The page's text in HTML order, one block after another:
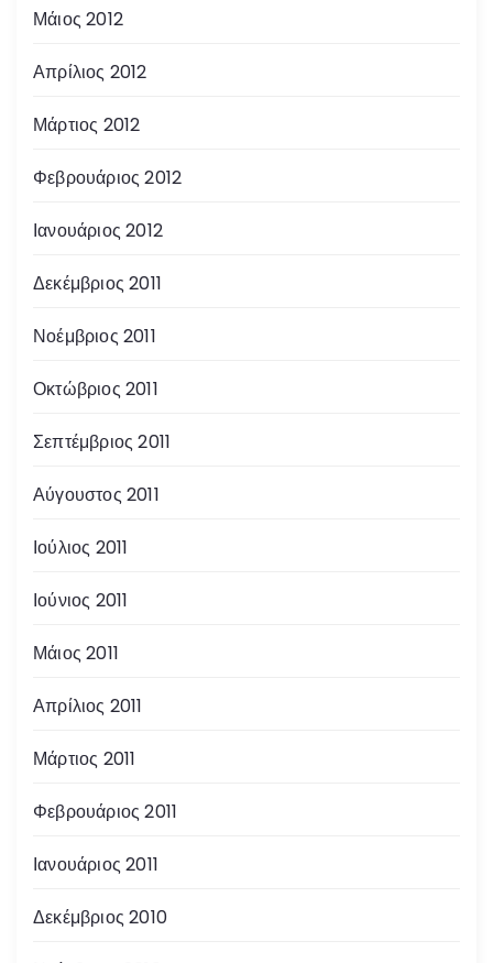
Μάιος 2012
Απρίλιος 2012
Μάρτιος 2012
Φεβρουάριος 2012
Ιανουάριος 2012
Δεκέμβριος 2011
Νοέμβριος 2011
Οκτώβριος 2011
Σεπτέμβριος 2011
Αύγουστος 2011
Ιούλιος 2011
Ιούνιος 2011
Μάιος 2011
Απρίλιος 2011
Μάρτιος 2011
Φεβρουάριος 2011
Ιανουάριος 2011
Δεκέμβριος 2010